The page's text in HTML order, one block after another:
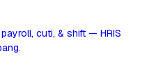
cuti, & shift — HRIS